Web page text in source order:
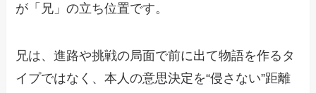
が「兄」の立ち位置です。
兄は、進路や挑戦の局面で前に出て物語を作るタ
イプではなく、本人の意思決定を“侵さない”距離